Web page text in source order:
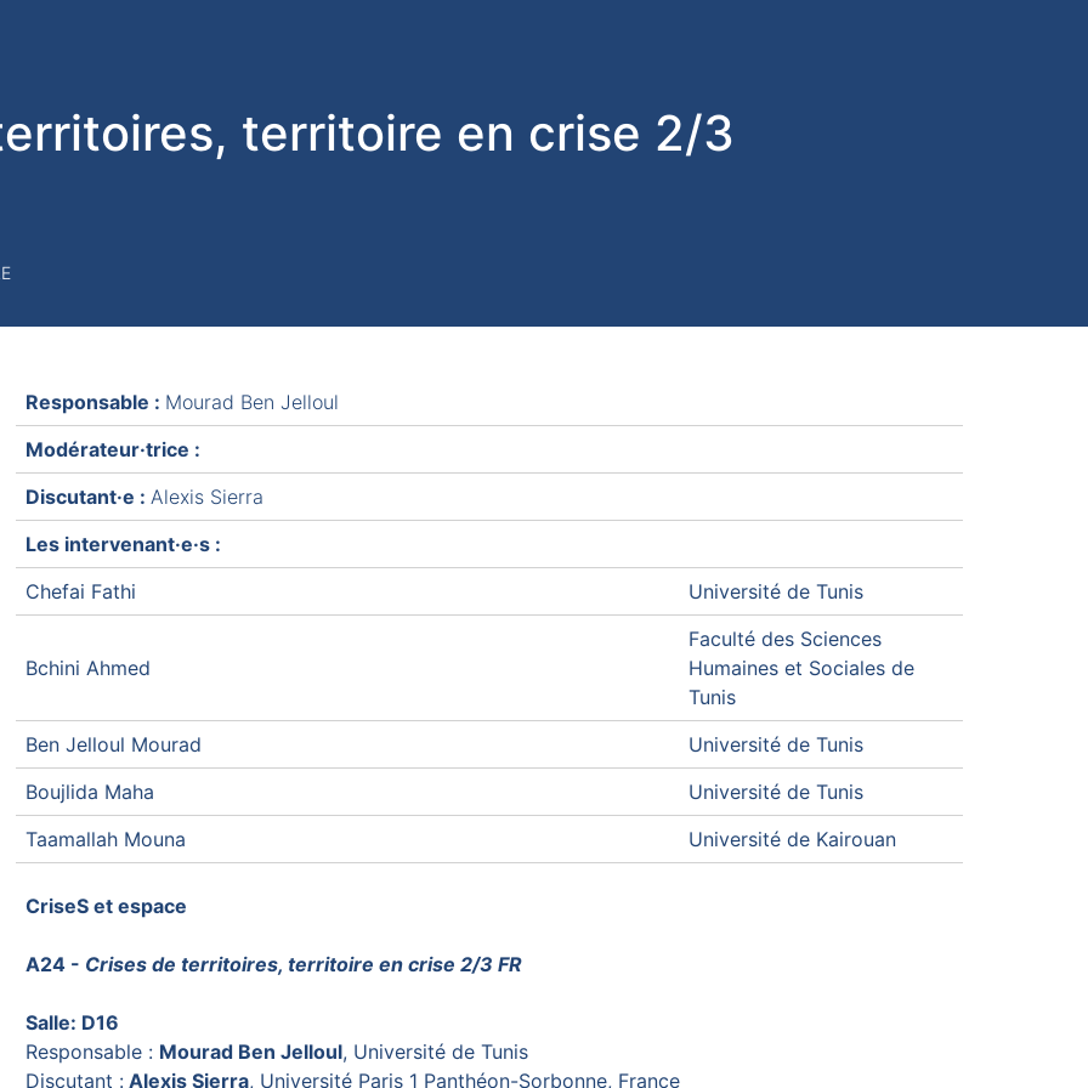
territoire en crise 2/3
Responsable : Mourad Ben Jelloul
Modérateur·trice :
Discutant·e :Alexis Sierra
Les intervenant·e·s :
Chefai Fathi
Université de Tunis
Bchini Ahmed
Faculté des Sciences
Humaines et Sociales de
Tunis
Ben Jelloul Mourad
Université de Tunis
Boujlida Maha
Université de Tunis
Taamallah Mouna
Université de Kairouan
CriseS et espace
A24 - Crises de territoires, territoire en crise 2/3 FR
Salle: D16
Responsable : Mourad Ben Jelloul, Université de Tunis
Discutant : Alexis Sierra, Université Paris 1 Panthéon-Sorbonne, France